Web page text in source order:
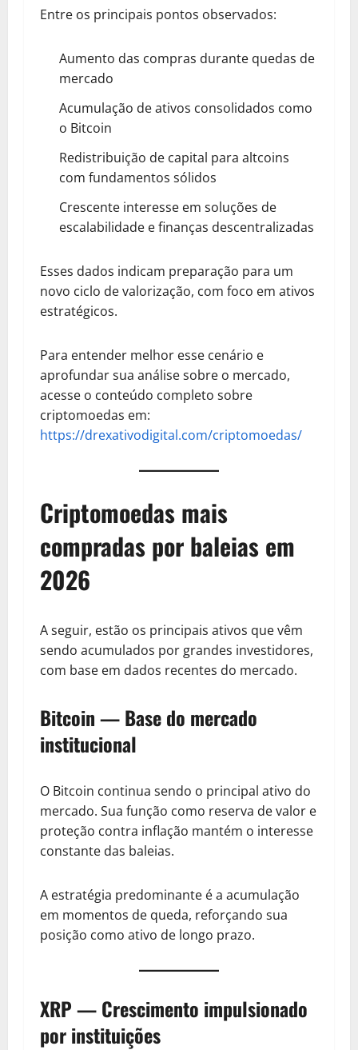
Entre os principais pontos observados:
Aumento das compras durante quedas de
mercado
Acumulação de ativos consolidados como
o Bitcoin
Redistribuição de capital para altcoins
com fundamentos sólidos
Crescente interesse em soluções de
escalabilidade e finanças descentralizadas
Esses dados indicam preparação para um
novo ciclo de valorização, com foco em ativos
estratégicos.
Para entender melhor esse cenário e
aprofundar sua análise sobre o mercado,
acesse o conteúdo completo sobre
criptomoedas em:
https://drexativodigital.com/criptomoedas/
Criptomoedas mais
compradas por baleias em
2026
A seguir, estão os principais ativos que vêm
sendo acumulados por grandes investidores,
com base em dados recentes do mercado.
Bitcoin — Base do mercado
institucional
O Bitcoin continua sendo o principal ativo do
mercado. Sua função como reserva de valor e
proteção contra inflação mantém o interesse
constante das baleias.
A estratégia predominante é a acumulação
em momentos de queda, reforçando sua
posição como ativo de longo prazo.
XRP — Crescimento impulsionado
por instituições